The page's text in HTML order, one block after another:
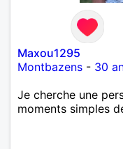
Maxou1295
Montbazens - 30
Je cherche une
moments simples